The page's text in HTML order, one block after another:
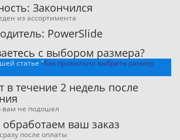
Закончился
из ассортимента
PowerSlide
с выбором размера?
статье "Как правильно выбрать размер
в течение 2 недель после
вам не подошел
ваш заказ
после оплаты